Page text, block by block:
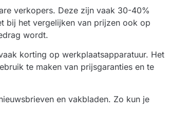
verkopers. Deze zijn vaak 30-40%
bij het vergelijken van prijzen ook op
wordt.
korting op werkplaatsapparatuur. Het
te maken van prijsgaranties en te
en vakbladen. Zo kun je